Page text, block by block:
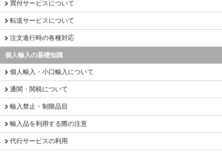
買付サービスについて
転送サービスについて
注文進行時の各種対応
個人輸入の基礎知識
個人輸入・小口輸入について
通関・関税について
輸入禁止・制限品目
輸入品を利用する際の注意
代行サービスの利用